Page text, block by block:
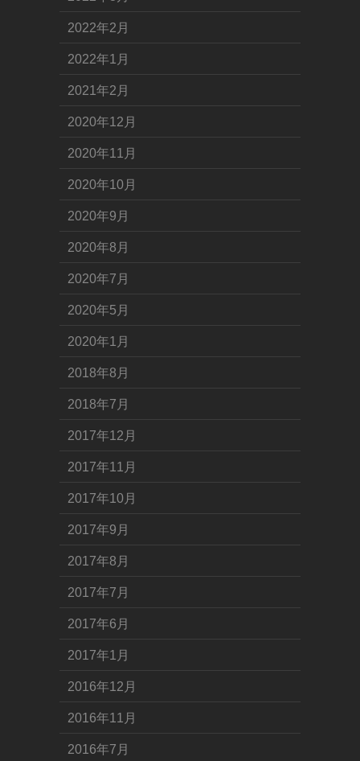
2022年2月
2022年1月
2021年2月
2020年12月
2020年11月
2020年10月
2020年9月
2020年8月
2020年7月
2020年5月
2020年1月
2018年8月
2018年7月
2017年12月
2017年11月
2017年10月
2017年9月
2017年8月
2017年7月
2017年6月
2017年1月
2016年12月
2016年11月
2016年7月